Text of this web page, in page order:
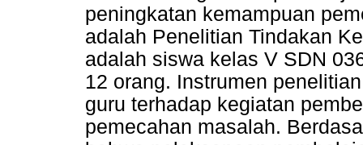
peningkatan kemampuan
adalah Penelitian Tindakan
adalah siswa kelas V SDN
12 orang. Instrumen
guru terhadap kegiatan
pemecahan masalah.